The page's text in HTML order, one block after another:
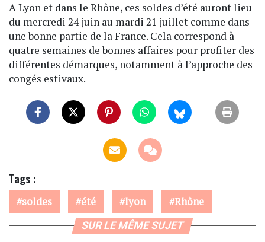
A Lyon et dans le Rhône, ces soldes d’été auront lieu
du mercredi 24 juin au mardi 21 juillet comme dans
une bonne partie de la France. Cela correspond à
quatre semaines de bonnes affaires pour profiter des
différentes démarques, notamment à l’approche des
congés estivaux.
Tags :
soldes été lyon Rhône
SUR LE MÊME SUJET